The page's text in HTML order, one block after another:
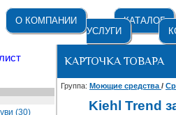
О КОМПАНИИ
КАТАЛОГ
УСЛУГИ
(30)
КАРТОЧКА ТОВАРА
Группа: Моющие средства /
Kiehl Trend